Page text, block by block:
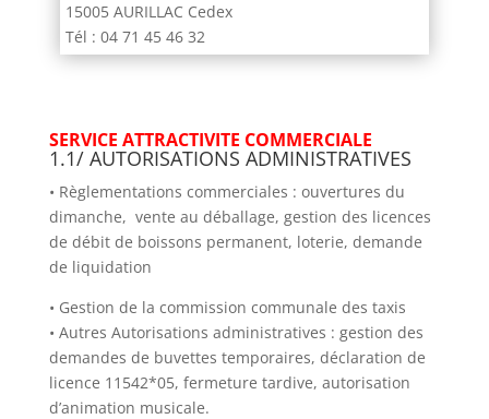
15005 AURILLAC Cedex
Tél : 04 71 45 46 32
SERVICE ATTRACTIVITE COMMERCIALE
1.1/ AUTORISATIONS ADMINISTRATIVES
• Règlementations commerciales : ouvertures du
dimanche, vente au déballage, gestion des licences
de débit de boissons permanent, loterie, demande
de liquidation
• Gestion de la commission communale des taxis
• Autres Autorisations administratives : gestion des
demandes de buvettes temporaires, déclaration de
licence 11542*05, fermeture tardive, autorisation
d’animation musicale.